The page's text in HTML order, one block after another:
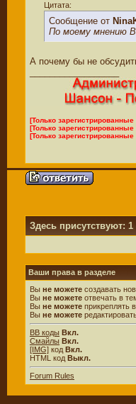
Цитата:
Сообщение от
По моему мнению
А почему бы не
[Только
[Только
[Только
Здесь присутствуют: 1
Ваши права в разделе
Вы не можете создавать
Вы не можете отвечать в
Вы не можете прикреплять
Вы не можете
BB коды Вкл.
Смайлы Вкл.
[IMG] код Вкл.
HTML код Выкл.
Forum Rules